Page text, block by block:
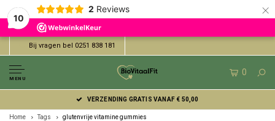
10
2 Reviews ×
Bij vragen bel 0251 838 181
MENU
0
VERZENDING GRATIS VANAF € 50,00
Home Tags glutenvrije vitamine gummies